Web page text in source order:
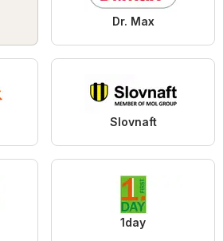
Dr. Max
Slovnaft
1day